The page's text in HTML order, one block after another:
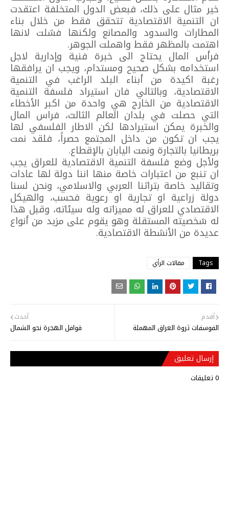
خير مثال على ذلك، فبعض الدول المتخلفة اعتقدت
ان التنمية الاقتصادية تتحقق فقط من خلال بناء
المطارات والسدود والمصانع ولكنها فشلت لانها
اهتمت بالمظهر فقط واهملت الجوهر.
فرأس المال يحتاج الى خبرة فنية وإدارية لاجل
استخدامه بشكل صحيح ومستدام، ويجب ان يرافقها
رغبة اكيدة من أبناء البلد الراغب في التنمية
الاقتصادية، وبالتالي فان استيراد فلسفة التنمية
الاقتصادية من الخارج هي واحدة من اكبر الأخطاء
التي حصلت في بلدان العالم الثالث، فراس المال
والخبرة يمكن استيرادها لكن الاطار الفلسفي لها
يجب ان تكون من داخل المجتمع حصراً، فلقد نمت
بريطانيا بالتجارة ونمت اليابان بالإقطاع.
ولأجل وضع فلسفة التنمية الاقتصادية للعراق يجب
ان تنبع من اعتبارات خاصة منها اننا دولة لها عادات
وتقاليد خاصة بتراثنا العربي والاسلامي، ونحن لسنا
دولة زراعية او تجارية او رعوية فحسب، والهيكل
الاقتصادي للعراق له مميزاته وله سيئاته، وقبل هذا
له شخصيته المستقلة وهو يقوم على مزيد من أنواع
عديدة من الأنشطة الاقتصادية.
Tags مقالات الرأي
أحدث
قوافل الهجرة نحو الشمال
أقدم
الفوسفات ثروة العراق المهملة
إرسال تعليق
0 تعليقات